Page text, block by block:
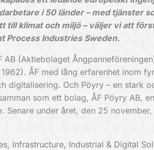
i 50 länder – med tjänster
till klimat och miljö – väljer vi att
Process Industries Sweden.
AB (Aktiebolaget
ÅF med lång erfarenhet inom
digitalisering. Och Pöyry – en stark
som ett bolag, ÅF Pöyry AB,
under året, den 25
Infrastructure, Industrial & Digital